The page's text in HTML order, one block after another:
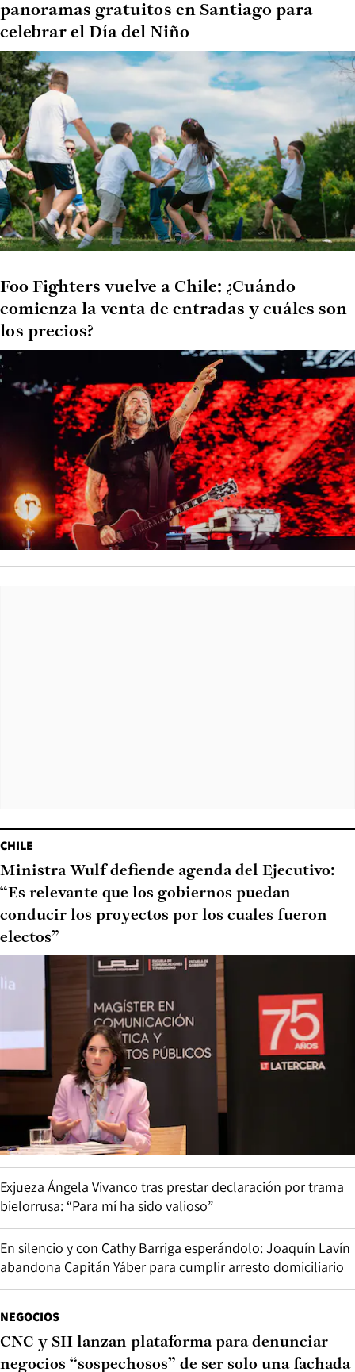
panoramas gratuitos en Santiago para
celebrar el Día del Niño
Foo Fighters vuelve a Chile: ¿Cuándo
comienza la venta de entradas y cuáles son
los precios?
CHILE
Ministra Wulf defiende agenda del Ejecutivo:
“Es relevante que los gobiernos puedan
conducir los proyectos por los cuales fueron
electos”
Exjueza Ángela Vivanco tras prestar declaración por trama
bielorrusa: “Para mí ha sido valioso”
En silencio y con Cathy Barriga esperándolo: Joaquín Lavín
abandona Capitán Yáber para cumplir arresto domiciliario
NEGOCIOS
CNC y SII lanzan plataforma para denunciar
negocios “sospechosos” de ser solo una fachada